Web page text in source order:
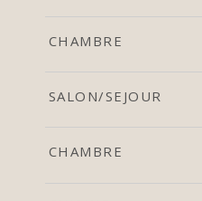
CHAMBRE
SALON/SEJOUR
CHAMBRE